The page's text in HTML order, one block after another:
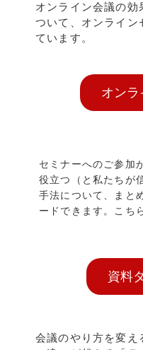
オンライン会議の効
ついて、オンライン
ています。
オンラ
セミナーへのご参加
役立つ（と私たちが
手法について、まと
ードできます。こち
資料
会議のやり方を変え